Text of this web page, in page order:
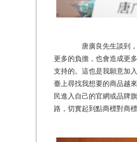
唐廣良先生談到，“
更多的負擔，也會造成更
支持的。這也是我願意加
臺上尋找我想要的商品越
民進入自己的官網或品牌
路，切實起到點商標對商